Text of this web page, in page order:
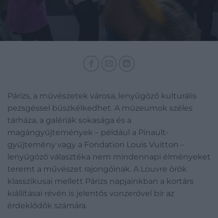
Párizs, a művészetek városa, lenyűgöző kulturális
pezsgéssel büszkélkedhet. A múzeumok széles
tárháza, a galériák sokasága és a
magángyűjtemények – például a Pinault-
gyűjtemény vagy a Fondation Louis Vuitton –
lenyűgöző választéka nem mindennapi élményeket
teremt a művészet rajongóinak. A Louvre örök
klasszikusai mellett Párizs napjainkban a kortárs
kiállításai révén is jelentős vonzerővel bír az
érdeklődők számára.